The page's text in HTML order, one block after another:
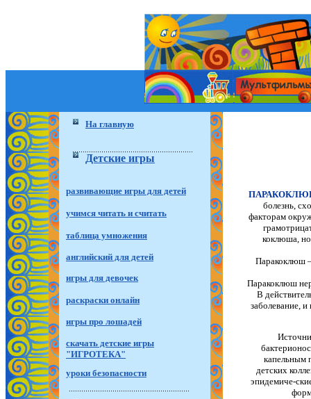
На главную
Детские игры
развивающие игры для детей
учимся читать и считать
таблица умножения
английский для детей
игры для девочек
раскраски онлайн
игры про лошадей
скачать детские игры
"ИГРОТЕКА"
уроки безопасности
болезнь,
факторам
коклюша,
Паракоклюш
Паракоклюш
В
заболевание,
капельным
детских
эпидемиче-